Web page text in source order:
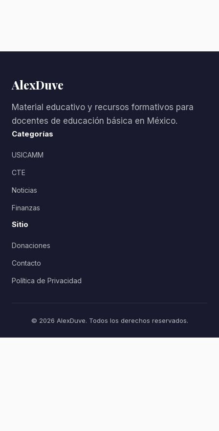
AlexDuve
Material educativo y recursos formativos para
docentes de educación básica en México.
Categorías
USICAMM
CTE
Noticias
Finanzas
Sitio
Donaciones
Contacto
Política de Privacidad
© 2026 AlexDuve. Todos los derechos reservados.